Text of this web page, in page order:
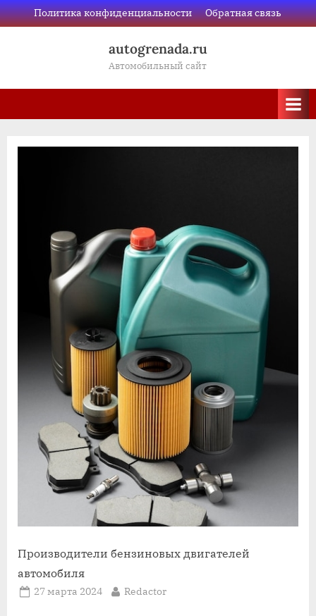
Skip
to
Политика конфиденциальности Обратная связь
autogrenada.ru
Автомобильный сайт
Производители бензиновых двигателей
автомобиля
Posted
27 марта 2024 By
Redactor